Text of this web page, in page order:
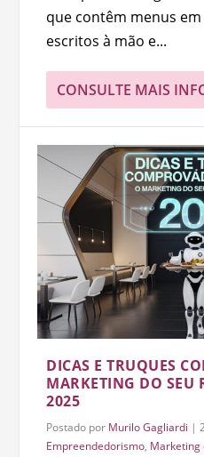
que contêm menus
escritos à mão e...
CONSULTE MAIS
DICAS E TRUQUES
MARKETING DO SEU
2025
Postado por Murilo Gagliardi |
Empreendedorismo, Marketing